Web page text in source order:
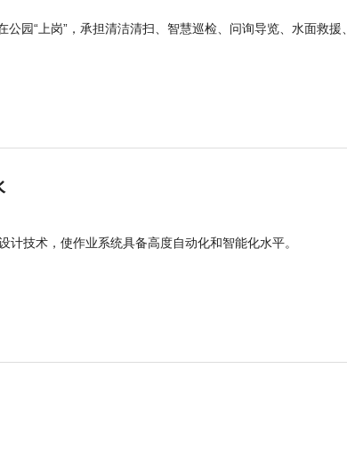
园“上岗”，承担清洁清扫、智慧巡检、问询导览、水面救援
技术，使作业系统具备高度自动化和智能化水平。